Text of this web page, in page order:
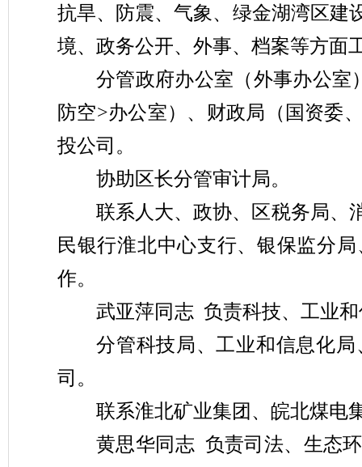
抗旱、
防震、气象、 绿金湖湾区建
境、政务公开、外事、 档案等方面
分管政府办公室（外事办公室
防空>办公室） 、 财政局（国资委
投公司 。
协助区长分管审计局。
联系 人大、政协、 区税务局、
民银行淮北中心支行、银保监分
作。
武亚萍同志 负责科技、 工业
分管科技局、工业和信息化局
司。
联系淮北矿业集团、皖北煤电
黄思华同志 负责司法、 生态